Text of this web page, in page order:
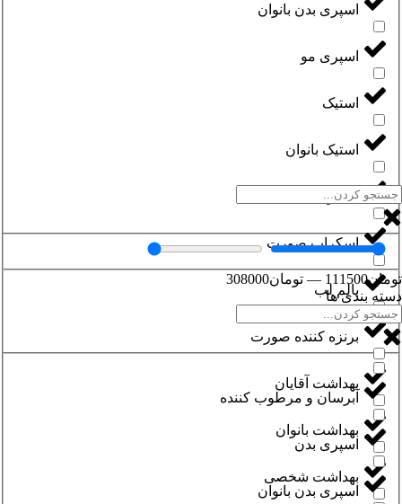
اسپری بدن بانوان
اسپری مو
استیک
استیک بانوان
اسکراب بدن
اسکراب صورت
بالم لب
برنزه کننده صورت
بهداشت آقایان
بهداشت بانوان
بهداشت شخصی
تومان111500
— تومان308000
دسته بندی ها
آبرسان و مرطوب کننده
اسپری بدن
اسپری بدن بانوان